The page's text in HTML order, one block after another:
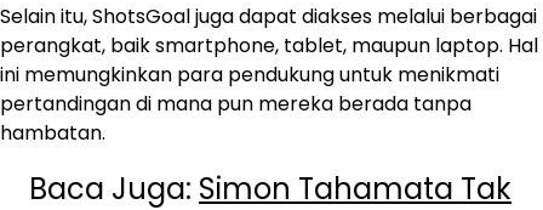
Selain itu, ShotsGoal juga dapat diakses melalui berbagai
perangkat, baik smartphone, tablet, maupun laptop. Hal
ini memungkinkan para pendukung untuk menikmati
pertandingan di mana pun mereka berada tanpa
hambatan.
Baca Juga: Simon Tahamata Tak